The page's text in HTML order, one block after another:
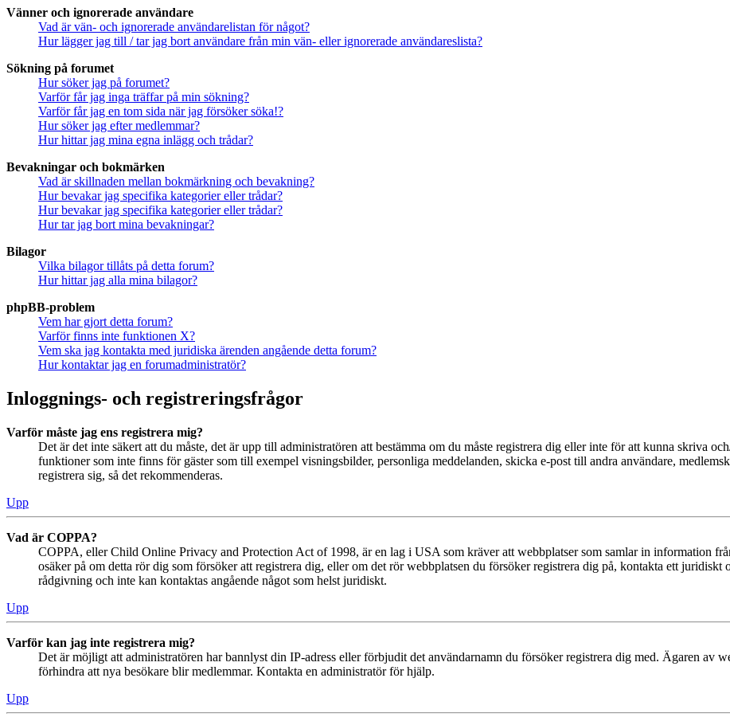
Vänner och ignorerade användare
Vad är vän- och ignorerade användarelistan för något?
Hur lägger jag till / tar jag bort användare från min vän- eller ignorerade användareslista?
Sökning på forumet
Hur söker jag på forumet?
Varför får jag inga träffar på min sökning?
Varför får jag en tom sida när jag försöker söka!?
Hur söker jag efter medlemmar?
Hur hittar jag mina egna inlägg och trådar?
Bevakningar och bokmärken
Vad är skillnaden mellan bokmärkning och bevakning?
Hur bevakar jag specifika kategorier eller trådar?
Hur bevakar jag specifika kategorier eller trådar?
Hur tar jag bort mina bevakningar?
Bilagor
Vilka bilagor tillåts på detta forum?
Hur hittar jag alla mina bilagor?
phpBB-problem
Vem har gjort detta forum?
Varför finns inte funktionen X?
Vem ska jag kontakta med juridiska ärenden angående detta forum?
Hur kontaktar jag en forumadministratör?
Inloggnings- och registreringsfrågor
Varför måste jag ens registrera mig?
Det är det inte säkert att du måste, det är upp till administratören att bestämma om du måste registrera dig eller inte för att kunna skriva
funktioner som inte finns för gäster som till exempel visningsbilder, personliga meddelanden, skicka e-post till andra användare,
registrera sig, så det rekommenderas.
Upp
Vad är COPPA?
COPPA, eller Child Online Privacy and Protection Act of 1998, är en lag i USA som kräver att webbplatser som samlar in information
osäker på om detta rör dig som försöker att registrera dig, eller om det rör webbplatsen du försöker registrera dig på, kontakta ett
rådgivning och inte kan kontaktas angående något som helst juridiskt.
Upp
Varför kan jag inte registrera mig?
Det är möjligt att administratören har bannlyst din IP-adress eller förbjudit det användarnamn du försöker registrera dig med. Ägaren av
förhindra att nya besökare blir medlemmar. Kontakta en administratör för hjälp.
Upp